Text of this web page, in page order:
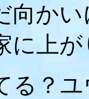
向か
に上
る？